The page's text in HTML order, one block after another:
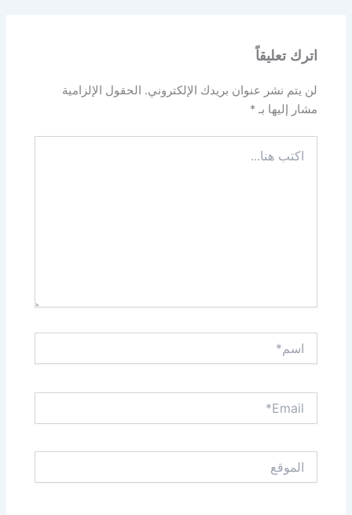
اترك تعليقاً
لن يتم نشر عنوان بريدك الإلكتروني.
الحقول الإلزامية
مشار إليها بـ*
هنا...